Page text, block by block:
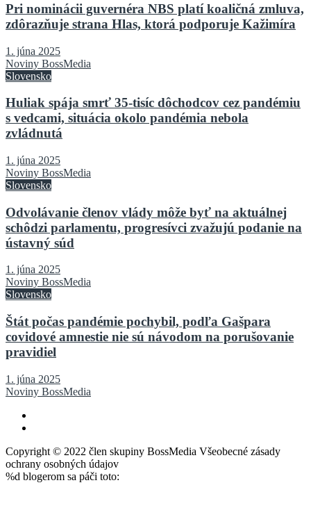
Pri nominácii guvernéra NBS platí koaličná zmluva,
zdôrazňuje strana Hlas, ktorá podporuje Kažimíra
1. júna 2025
Noviny BossMedia
Slovensko
Huliak spája smrť 35-tisíc dôchodcov cez pandémiu
s vedcami, situácia okolo pandémia nebola
zvládnutá
1. júna 2025
Noviny BossMedia
Slovensko
Odvolávanie členov vlády môže byť na aktuálnej
schôdzi parlamentu, progresívci zvažujú podanie na
ústavný súd
1. júna 2025
Noviny BossMedia
Slovensko
Štát počas pandémie pochybil, podľa Gašpara
covidové amnestie nie sú návodom na porušovanie
pravidiel
1. júna 2025
Noviny BossMedia
Copyright © 2022 člen skupiny BossMedia Všeobecné zásady
ochrany osobných údajov
%d blogerom sa páči toto: